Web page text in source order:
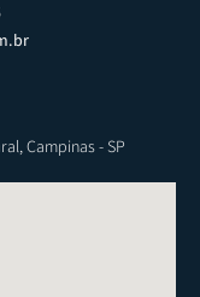
Campinas - SP